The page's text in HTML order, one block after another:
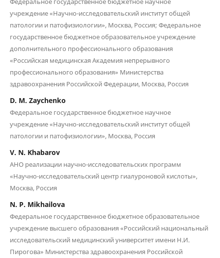
учреждение «Научно-исследовательский институт общей
патологии и патофизиологии», Москва, Россия; Федеральное
государственное бюджетное образовательное учреждение
дополнительного профессионального образования
«Российская медицинская Академия непрерывного
профессионального образования» Министерства
здравоохранения Российской Федерации, Москва, Россия
D. M. Zaychenko
Федеральное государственное бюджетное научное
учреждение «Научно-исследовательский институт общей
патологии и патофизиологии», Москва, Россия
V. N. Khabarov
АНО реализации научно-исследовательских программ
«Научно-исследовательский центр гиалуроновой кислоты»,
Москва, Россия
N. P. Mikhailova
Федеральное государственное бюджетное образовательное
учреждение высшего образования «Российский национальный
исследовательский медицинский университет имени Н.И.
Пирогова» Министерства здравоохранения Российской